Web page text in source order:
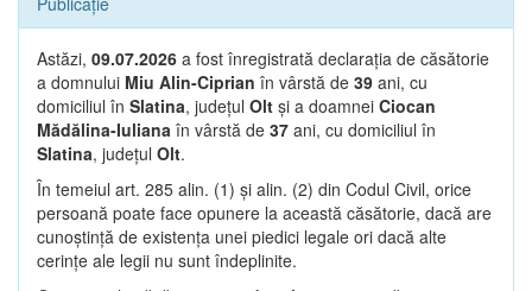
Astăzi, 09.07.2026 a fost înregistrată declarația de căsătorie
a domnului Miu Alin-Ciprian în vârstă de 39 ani, cu
domiciliul în Slatina, județul Olt și a doamnei Ciocan
Mădălina-Iuliana în vârstă de 37 ani, cu domiciliul în
Slatina, județul Olt.
În temeiul art. 285 alin. (1) și alin. (2) din Codul Civil, orice
persoană poate face opunere la această căsătorie, dacă are
cunoștință de existența unei piedici legale ori dacă alte
cerințe ale legii nu sunt îndeplinite.